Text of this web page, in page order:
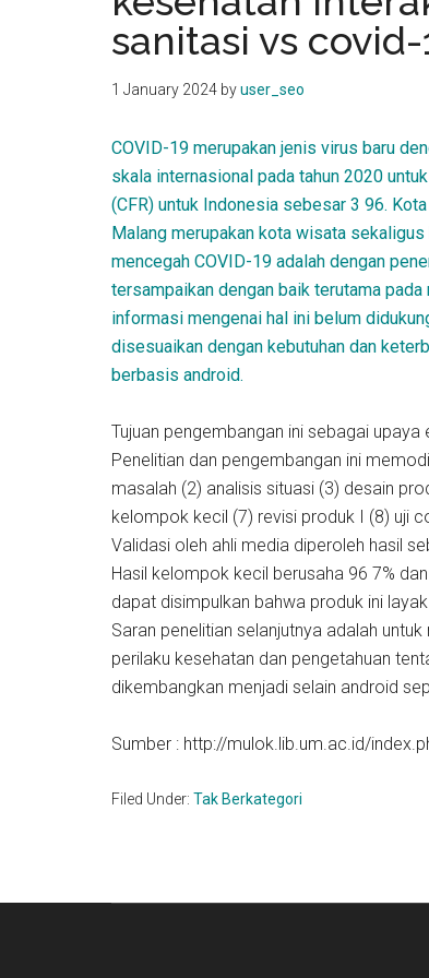
kit
indonesia
sanitasi vs covid-
1 January 2024 byuser_seo
COVID-19 merupakan jenis virus baru
skala internasional pada tahun 2020
(CFR) untuk Indonesia sebesar 3 96.
Malang merupakan kota wisata
mencegah COVID-19 adalah dengan
tersampaikan dengan baik terutama
informasi mengenai hal ini belum
disesuaikan dengan kebutuhan dan
berbasis android.
Tujuan pengembangan ini sebagai
Penelitian dan pengembangan ini
masalah (2) analisis situasi (3) desain
kelompok kecil (7) revisi produk I (8) uji
Validasi oleh ahli media diperoleh hasil
Hasil kelompok kecil berusaha 96 7%
dapat disimpulkan bahwa produk ini
Saran penelitian selanjutnya adalah
perilaku kesehatan dan pengetahuan
dikembangkan menjadi selain android
Sumber : http://mulok.lib.um.ac.id/
Filed Under: Tak Berkategori